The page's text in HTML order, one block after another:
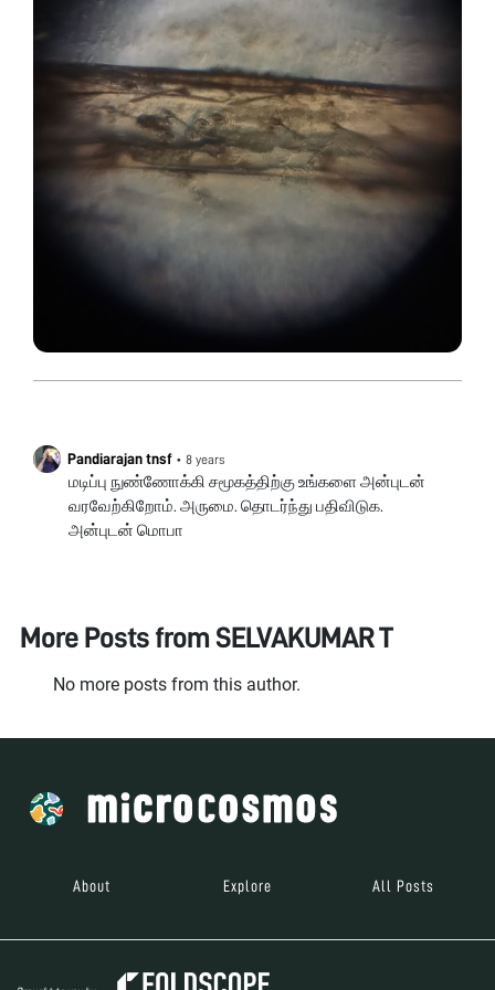
Pandiarajan tnsf • 8 years
மடிப்பு நுண்ணோக்கி சமூகத்திற்கு உங்களை அன்புடன்
வரவேற்கிறோம். அருமை. தொடர்ந்து பதிவிடுக.
அன்புடன் மொபா
More Posts from SELVAKUMAR T
No more posts from this author.
About Explore All Posts